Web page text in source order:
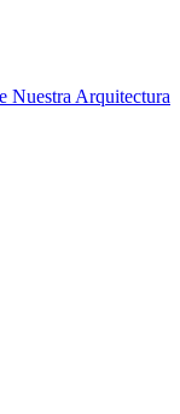
Nuestra Arquitectura